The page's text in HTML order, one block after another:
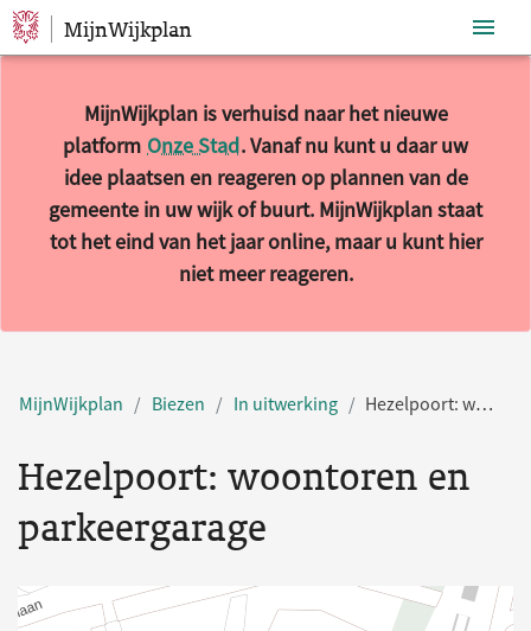
Sla navigatie over
MijnWijkplan
MijnWijkplan is verhuisd naar het nieuwe
platform Onze Stad. Vanaf nu kunt u daar uw
idee plaatsen en reageren op plannen van de
gemeente in uw wijk of buurt. MijnWijkplan staat
tot het eind van het jaar online, maar u kunt hier
niet meer reageren.
MijnWijkplan Biezen In uitwerking Hezelpoort: woontoren en parkeergarage
Hezelpoort: woontoren en
parkeergarage